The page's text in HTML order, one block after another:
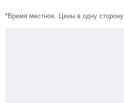
*Время местное. Цены в одну сторону.